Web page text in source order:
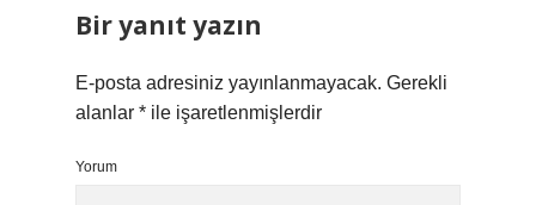
Bir yanıt yazın
E-posta adresiniz yayınlanmayacak. Gerekli
alanlar * ile işaretlenmişlerdir
Yorum